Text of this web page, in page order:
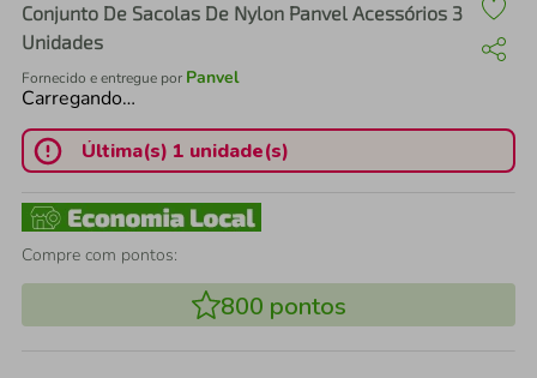
Conjunto De Sacolas De Nylon Panvel Acessórios 3
Unidades
Fornecido e entregue por Panvel
Carregando…
Última(s) 1 unidade(s)
Compre com pontos:
800 pontos